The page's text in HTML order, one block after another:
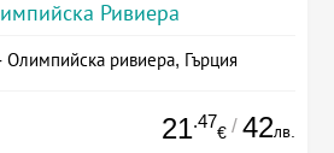
Ривиера
ривиера, Гърция
21.47
€ / 42лв.